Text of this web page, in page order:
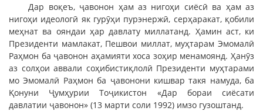
Дар воқеъ, ҷавонон ҳам аз нигоҳи сиёсӣ ва ҳам аз
нигоҳи идеологӣ як гурӯҳи пурэнержӣ, серҳаракат, қобили
меҳнат ва ояндаи ҳар давлату миллатанд. Ҳамин аст, ки
Президенти мамлакат, Пешвои миллат, муҳтарам Эмомалӣ
Раҳмон ба ҷавонон аҳамияти хоса зоҳир менамоянд. Ҳанӯз
аз солҳои аввали соҳибистиқлолӣ Президенти муҳтарами
мо Эмомалӣ Раҳмон ба ҷавонони кишвар такя намуда, ба
Қонуни Ҷумҳурии Тоҷикистон «Дар бораи сиёсати
давлатии ҷавонон» (13 марти соли 1992) имзо гузоштанд.